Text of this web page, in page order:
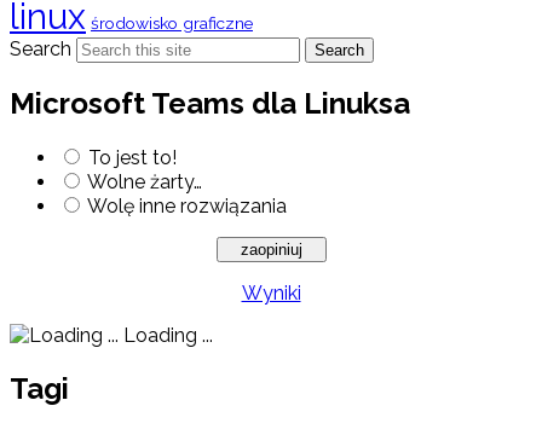
linux środowisko graficzne
Search Search
Microsoft Teams dla Linuksa
To jest to!
Wolne żarty…
Wolę inne rozwiązania
Wyniki
Loading ...
Tagi